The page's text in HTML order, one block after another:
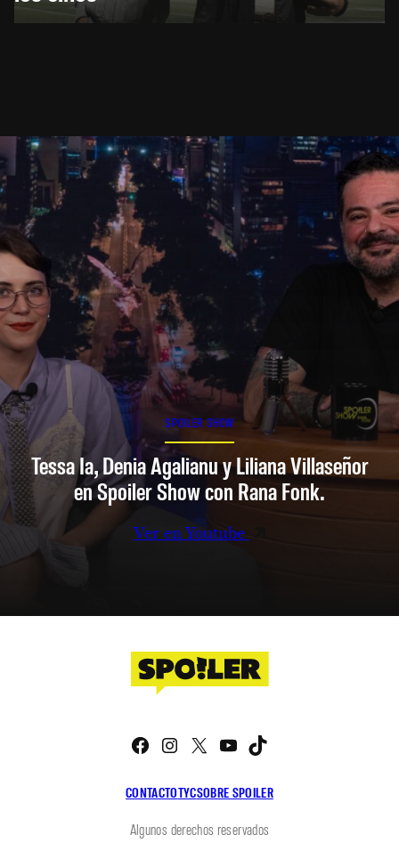
SPOILER SHOW
Tessa Ia, Denia Agalianu y Liliana Villaseñor
en Spoiler Show con Rana Fonk.
Ver en Youtube
CONTACTOTYCSOBRE SPOILER
Facebook
Instagram
X YouTube
Algunos derechos reservados